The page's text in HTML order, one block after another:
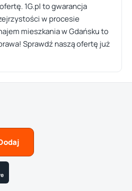
1G.pl to gwarancja
w procesie
mieszkania w Gdańsku to
Sprawdź naszą ofertę już